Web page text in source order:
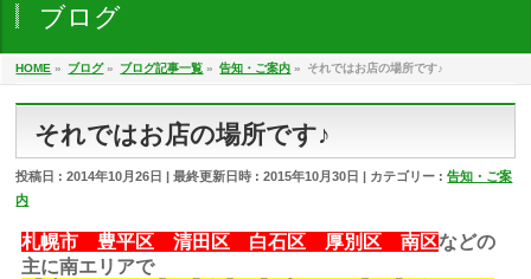
ブログ
HOME » ブログ» ブログ記事一覧 » 告知・ご案内 » それではお店の場所です♪
それではお店の場所です♪
投稿日 : 2014年10月26日 最終更新日時 : 2015年10月30日 カテゴリー :告知・ご案
内
札幌市 豊平区 清田区 白石区 厚別区 南区などの
主に南エリアで